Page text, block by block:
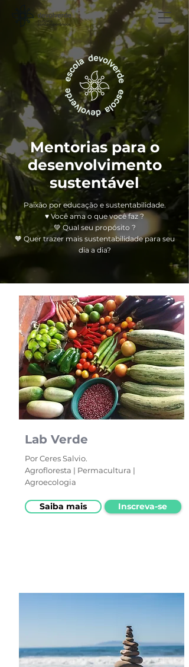
Mentorias para o
desenvolvimento
sustentável
Paixão por educação e sustentabilidade.
♥️ Você ama o que você faz ?
💚 Qual seu propósito ?
🧡 Quer trazer mais sustentabilidade para seu
dia a dia?
Lab Verde
Por Ceres Salvio.
Agrofloresta | Permacultura |
Agroecologia
Saiba mais Inscreva-se